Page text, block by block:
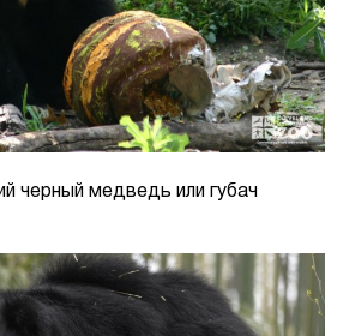
черный медведь или губач